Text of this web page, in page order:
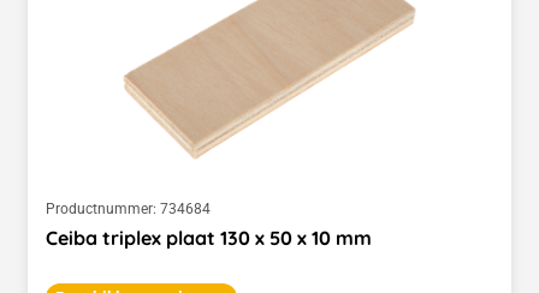
Productnummer: 734684
Ceiba triplex plaat 130 x 50 x 10 mm